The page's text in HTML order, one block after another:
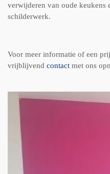
verwijderen van oude keukens
schilderwerk.
Voor meer informatie of een
vrijblijvend contact met ons